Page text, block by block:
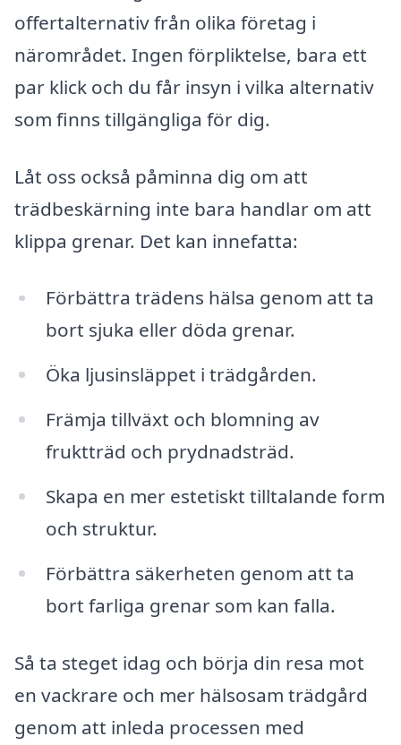
offertalternativ från olika företag i
närområdet. Ingen förpliktelse, bara ett
par klick och du får insyn i vilka alternativ
som finns tillgängliga för dig.
Låt oss också påminna dig om att
trädbeskärning inte bara handlar om att
klippa grenar. Det kan innefatta:
Förbättra trädens hälsa genom att ta
bort sjuka eller döda grenar.
Öka ljusinsläppet i trädgården.
Främja tillväxt och blomning av
fruktträd och prydnadsträd.
Skapa en mer estetiskt tilltalande form
och struktur.
Förbättra säkerheten genom att ta
bort farliga grenar som kan falla.
Så ta steget idag och börja din resa mot
en vackrare och mer hälsosam trädgård
genom att inleda processen med